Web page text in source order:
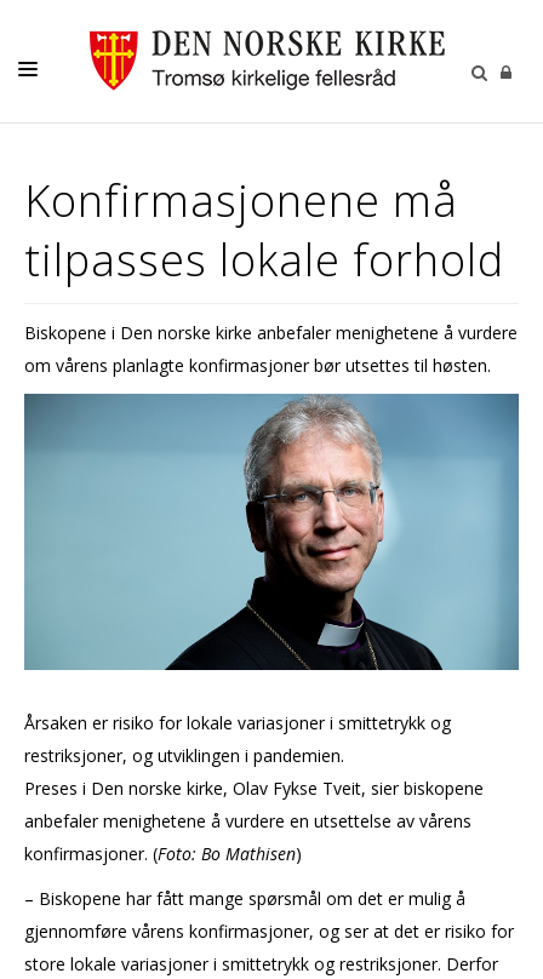
AKTIVITETER OG KONSERTER
DÅP
KONFIRMASJON
VIGSEL
GRAVFERD
Konfirmasjonene må
tilpasses lokale forhold
Biskopene i Den norske kirke anbefaler menighetene å vurdere
om vårens planlagte konfirmasjoner bør utsettes til høsten.
Årsaken er risiko for lokale variasjoner i smittetrykk og
restriksjoner, og utviklingen i pandemien.
Preses i Den norske kirke, Olav Fykse Tveit, sier biskopene
anbefaler menighetene å vurdere en utsettelse av vårens
konfirmasjoner. (Foto: Bo Mathisen)
– Biskopene har fått mange spørsmål om det er mulig å
gjennomføre vårens konfirmasjoner, og ser at det er risiko for
store lokale variasjoner i smittetrykk og restriksjoner. Derfor